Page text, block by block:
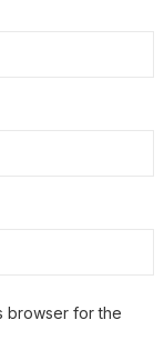
browser for the